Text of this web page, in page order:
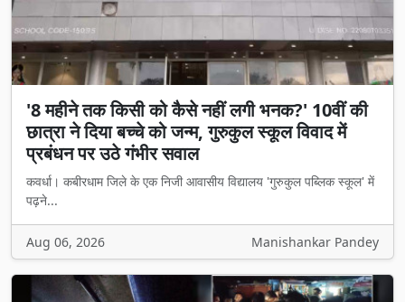
'8 महीने तक किसी को कैसे नहीं लगी भनक?' 10वीं की
छात्रा ने दिया बच्चे को जन्म, गुरुकुल स्कूल विवाद में
प्रबंधन पर उठे गंभीर सवाल
कवर्धा। कबीरधाम जिले के एक निजी आवासीय विद्यालय 'गुरुकुल पब्लिक स्कूल' में
पढ़ने...
Aug 06, 2026 Manishankar Pandey